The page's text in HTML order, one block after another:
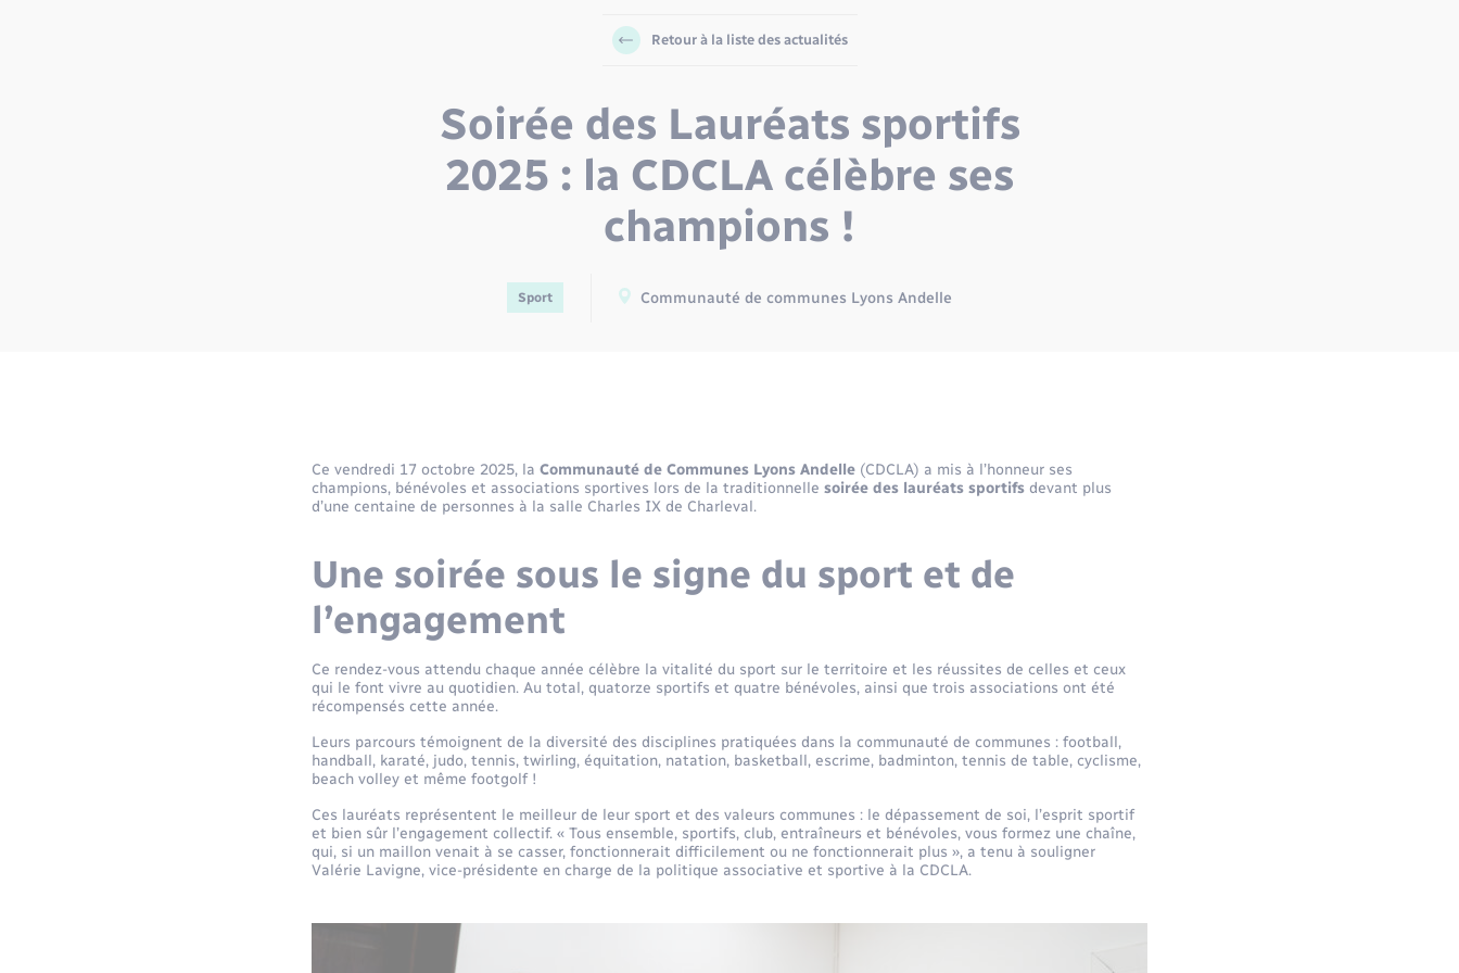
Retour à la liste des actualités
Soirée des Lauréats sportifs
2025 : la CDCLA célèbre ses
champions !
Sport Communauté de communes Lyons Andelle
Ce vendredi 17 octobre 2025, la Communauté de Communes Lyons Andelle (CDCLA) a mis à l’honneur ses
champions, bénévoles et associations sportives lors de la traditionnelle soirée des lauréats sportifs devant plus
d’une centaine de personnes à la salle Charles IX de Charleval.
Une soirée sous le signe du sport et de
l’engagement
Ce rendez-vous attendu chaque année célèbre la vitalité du sport sur le territoire et les réussites de celles et ceux
qui le font vivre au quotidien. Au total, quatorze sportifs et quatre bénévoles, ainsi que trois associations ont été
récompensés cette année.
Leurs parcours témoignent de la diversité des disciplines pratiquées dans la communauté de communes : football,
handball, karaté, judo, tennis, twirling, équitation, natation, basketball, escrime, badminton, tennis de table, cyclisme,
beach volley et même footgolf !
Ces lauréats représentent le meilleur de leur sport et des valeurs communes : le dépassement de soi, l’esprit sportif
et bien sûr l’engagement collectif. « Tous ensemble, sportifs, club, entraîneurs et bénévoles, vous formez une chaîne,
qui, si un maillon venait à se casser, fonctionnerait difficilement ou ne fonctionnerait plus », a tenu à souligner
Valérie Lavigne, vice-présidente en charge de la politique associative et sportive à la CDCLA.